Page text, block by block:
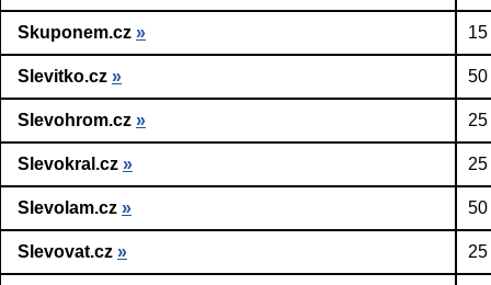
Skuponem.cz »
Slevitko.cz » 50
Slevohrom.cz »
Slevokral.cz »
Slevolam.cz » 50
Slevovat.cz »